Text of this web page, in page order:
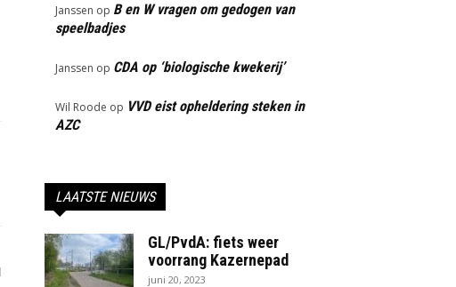
Janssen op B en W vragen om gedogen van
speelbadjes
Janssen op CDA op ‘biologische kwekerij’
Wil Roode op VVD eist opheldering steken in
AZC
LAATSTE NIEUWS
GL/PvdA: fiets weer
voorrang Kazernepad
juni 20, 2023